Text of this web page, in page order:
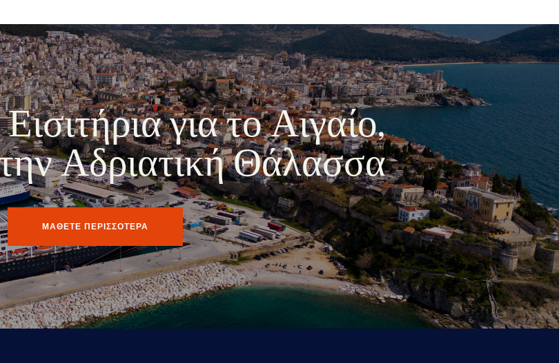
για το Αιγαίο,
την Αδριατική Θάλασσα
ΜΑΘΕΤΕ ΠΕΡΙΣΣΟΤΕΡΑ